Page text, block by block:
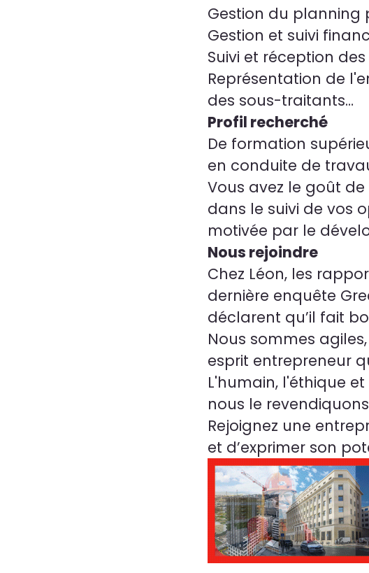
Gestion du planning
Gestion et suivi
Suivi et réception
Représentation de
des sous-traitants…
Profil recherché
De formation
en conduite de
Vous avez le goût
dans le suivi de vos
motivée par le
Nous rejoindre
Chez Léon, les
dernière enquête
déclarent qu’il fait
Nous sommes
esprit entrepreneur
L'humain, l'éthique
nous le
Rejoignez une
et d’exprimer son